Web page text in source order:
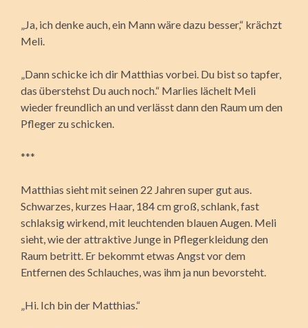
„Ja, ich denke auch, ein Mann wäre dazu besser,“ krächzt
Meli.
„Dann schicke ich dir Matthias vorbei. Du bist so tapfer,
das überstehst Du auch noch.“ Marlies lächelt Meli
wieder freundlich an und verlässt dann den Raum um den
Pfleger zu schicken.
***
Matthias sieht mit seinen 22 Jahren super gut aus.
Schwarzes, kurzes Haar, 184 cm groß, schlank, fast
schlaksig wirkend, mit leuchtenden blauen Augen. Meli
sieht, wie der attraktive Junge in Pflegerkleidung den
Raum betritt. Er bekommt etwas Angst vor dem
Entfernen des Schlauches, was ihm ja nun bevorsteht.
„Hi. Ich bin der Matthias.“